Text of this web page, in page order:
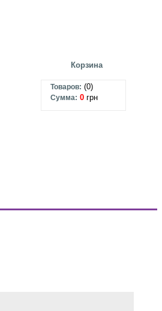
Корзина
Товаров: (0)
Сумма: 0 грн